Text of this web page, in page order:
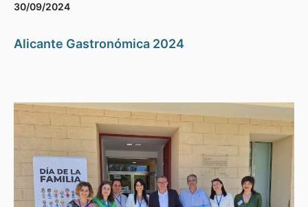
30/09/2024
Alicante Gastronómica 2024